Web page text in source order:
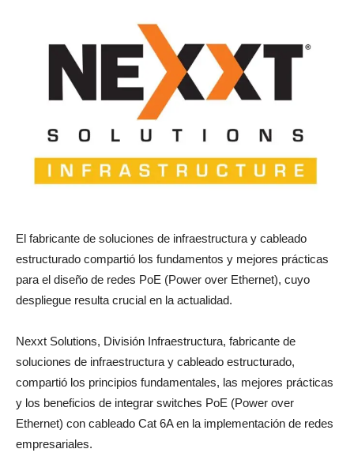
El fabricante de soluciones de infraestructura y cableado
estructurado compartió los fundamentos y mejores prácticas
para el diseño de redes PoE (Power over Ethernet), cuyo
despliegue resulta crucial en la actualidad.
Nexxt Solutions, División Infraestructura, fabricante de
soluciones de infraestructura y cableado estructurado,
compartió los principios fundamentales, las mejores prácticas
y los beneficios de integrar switches PoE (Power over
Ethernet) con cableado Cat 6A en la implementación de redes
empresariales.